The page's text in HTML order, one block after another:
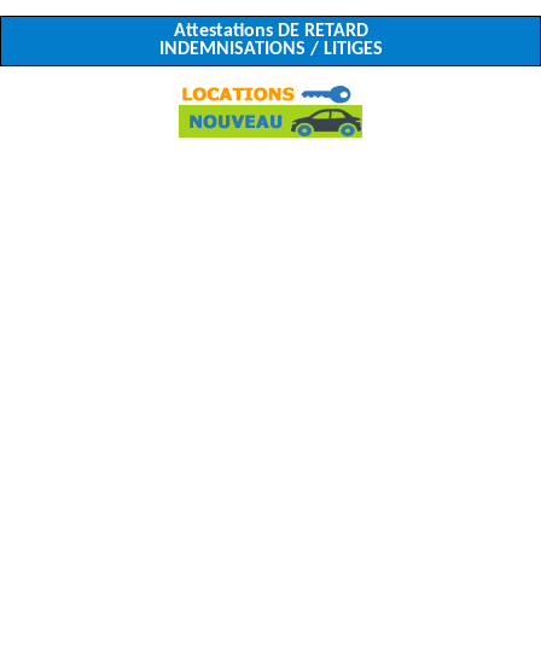
Attestations DE RETARD
INDEMNISATIONS / LITIGES